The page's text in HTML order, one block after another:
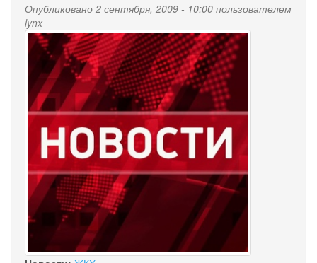
Опубликовано 2 сентября, 2009 - 10:00 пользователем
lynx